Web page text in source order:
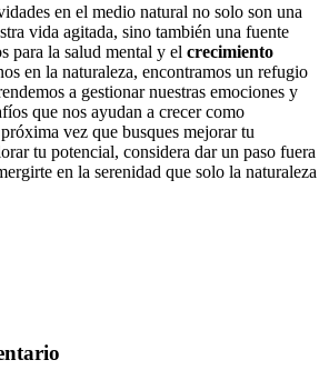
en el medio natural no solo son una
vida agitada, sino también una fuente
para la salud mental y el crecimiento
en la naturaleza, encontramos un refugio
a gestionar nuestras emociones y
que nos ayudan a crecer como
vez que busques mejorar tu
tu potencial, considera dar un paso fuera
en la serenidad que solo la naturaleza